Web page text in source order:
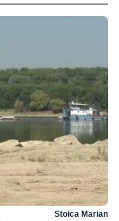
Stoica Marian